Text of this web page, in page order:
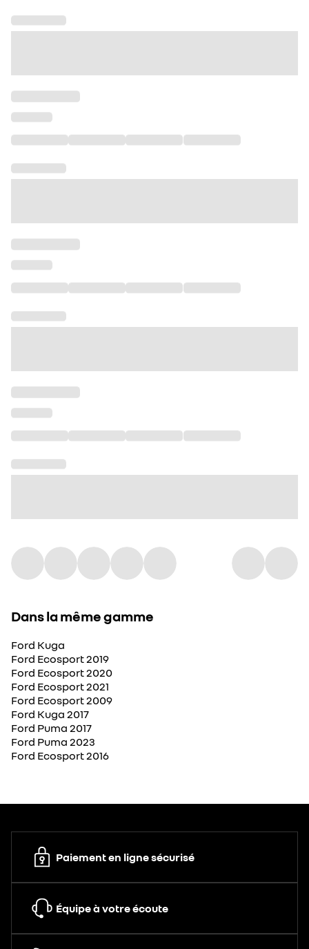
Dans la même gamme
Ford Kuga
Ford Ecosport 2019
Ford Ecosport 2020
Ford Ecosport 2021
Ford Ecosport 2009
Ford Kuga 2017
Ford Puma 2017
Ford Puma 2023
Ford Ecosport 2016
Paiement en ligne sécurisé
Équipe à votre écoute